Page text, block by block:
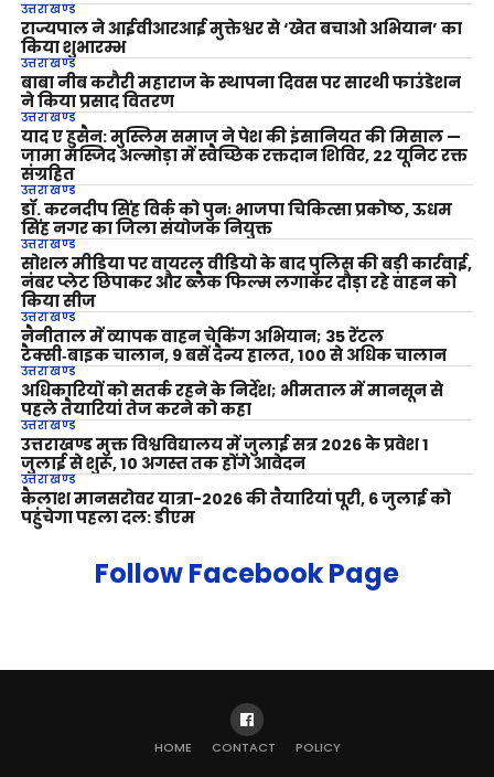
उत्तराखण्ड
राज्यपाल ने आईवीआरआई मुक्तेश्वर से ‘खेत बचाओ अभियान’ का
किया शुभारम्भ
उत्तराखण्ड
बाबा नीब करौरी महाराज के स्थापना दिवस पर सारथी फाउंडेशन
ने किया प्रसाद वितरण
उत्तराखण्ड
याद ए हुसैन: मुस्लिम समाज ने पेश की इंसानियत की मिसाल —
जामा मस्जिद अल्मोड़ा में स्वैच्छिक रक्तदान शिविर, 22 यूनिट रक्त
संग्रहित
उत्तराखण्ड
डॉ. करनदीप सिंह विर्क को पुनः भाजपा चिकित्सा प्रकोष्ठ, ऊधम
सिंह नगर का जिला संयोजक नियुक्त
उत्तराखण्ड
सोशल मीडिया पर वायरल वीडियो के बाद पुलिस की बड़ी कार्रवाई,
नंबर प्लेट छिपाकर और ब्लैक फिल्म लगाकर दौड़ा रहे वाहन को
किया सीज
उत्तराखण्ड
नैनीताल में व्यापक वाहन चेकिंग अभियान; 35 रेंटल
टैक्सी‑बाइक चालान, 9 बसें दैन्य हालत, 100 से अधिक चालान
उत्तराखण्ड
अधिकारियों को सतर्क रहने के निर्देश; भीमताल में मानसून से
पहले तैयारियां तेज करने को कहा
उत्तराखण्ड
उत्तराखण्ड मुक्त विश्वविद्यालय में जुलाई सत्र 2026 के प्रवेश 1
जुलाई से शुरू, 10 अगस्त तक होंगे आवेदन
उत्तराखण्ड
कैलाश मानसरोवर यात्रा-2026 की तैयारियां पूरी, 6 जुलाई को
पहुंचेगा पहला दल: डीएम
Follow Facebook Page
HOME CONTACT POLICY